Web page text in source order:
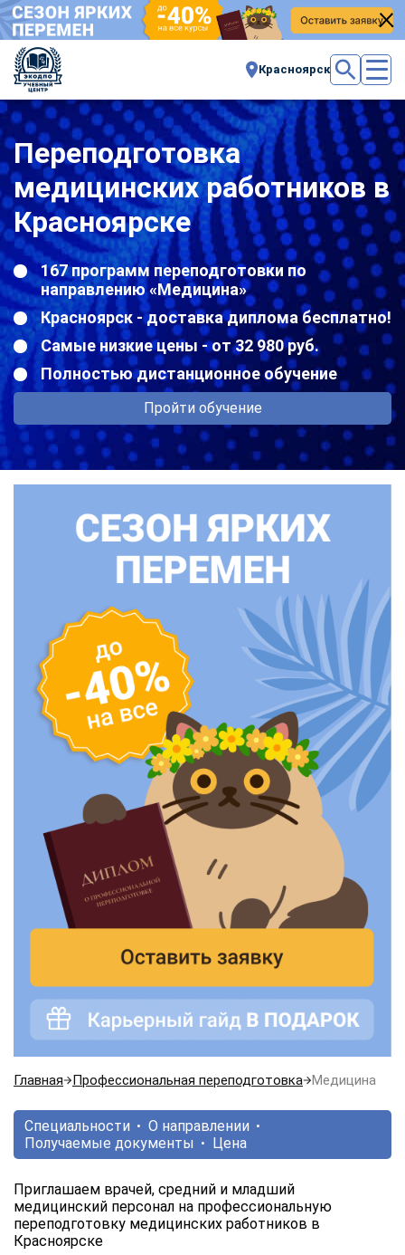
Красноярск
Переподготовка
медицинских работников в
Красноярске
167 программ переподготовки по
направлению «Медицина»
Красноярск - доставка диплома бесплатно!
Самые низкие цены - от 32 980 руб.
Полностью дистанционное обучение
Пройти обучение
Главная Профессиональная переподготовка Медицина
Специальности
О направлении
Получаемые документы
Цена
Приглашаем врачей, средний и младший
медицинский персонал на профессиональную
переподготовку медицинских работников в
Красноярске